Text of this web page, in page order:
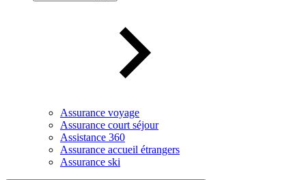
Assurance voyage
Assurance court séjour
Assistance 360
Assurance accueil étrangers
Assurance ski